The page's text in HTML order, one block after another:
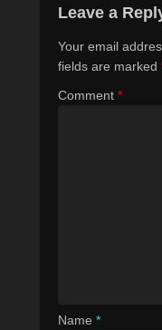
Leave a
Your email
fields are marked
Comment *
Name *